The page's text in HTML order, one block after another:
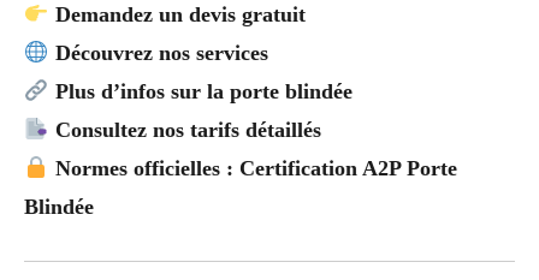
Demandez un devis gratuit
Découvrez nos services
Plus d’infos sur la porte blindée
Consultez nos tarifs détaillés
Normes officielles : Certification A2P Porte
Blindée